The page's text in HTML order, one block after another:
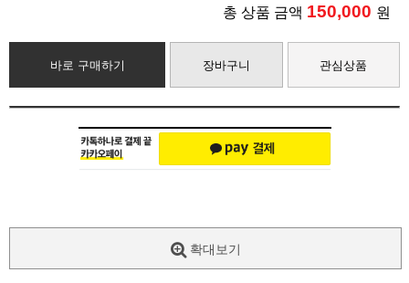
총 상품 금액 150,000 원
바로 구매하기 장바구니 관심상품
확대보기